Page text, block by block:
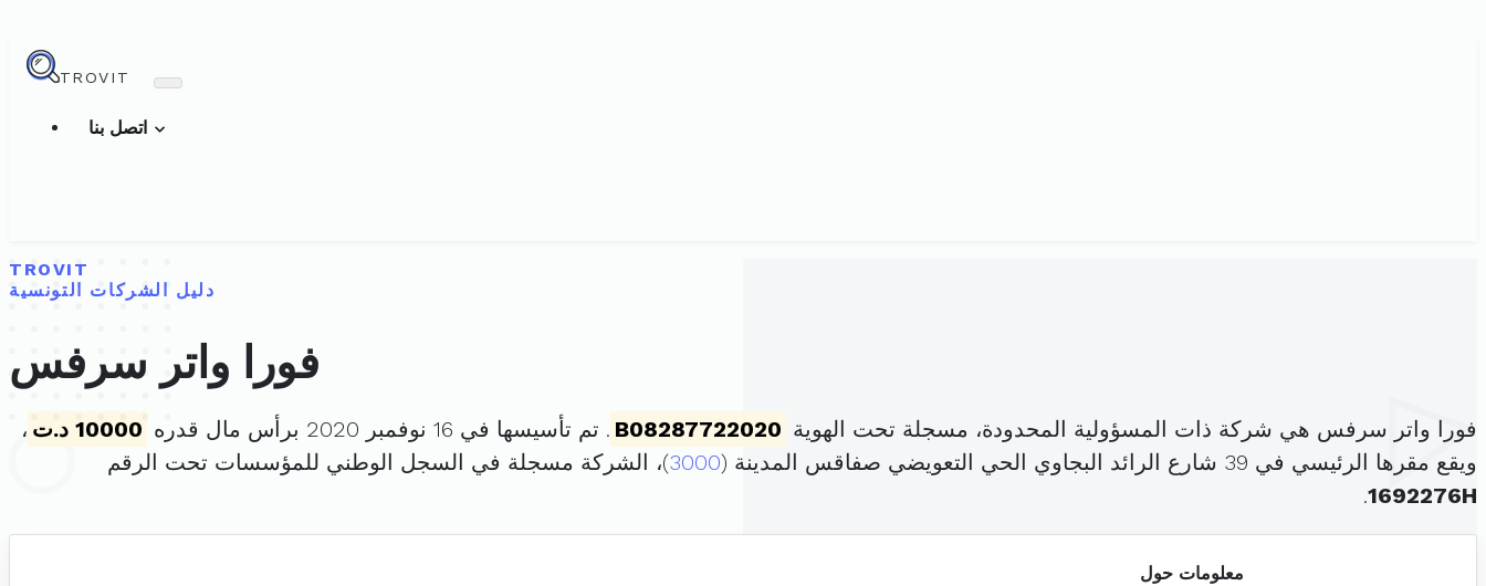
TROVIT
TROVIT
دليل الشركات التونسية
فورا واتر سرفس
فورا واتر سرفس هي شركة ذات المسؤولية المحدودة، مسجلة تحت الهوية B08287722020 . تم تأسيسها في 16 نوفمبر 2020 برأس مال قدره 10000 د.ت
،
ويقع مقرها الرئيسي في 39 شارع الرائد البجاوي الحي التعويضي صفاقس المدينة (
3000)، الشركة مسجلة في السجل الوطني للمؤسسات تحت الرقم
1692276H
.
معلومات حول